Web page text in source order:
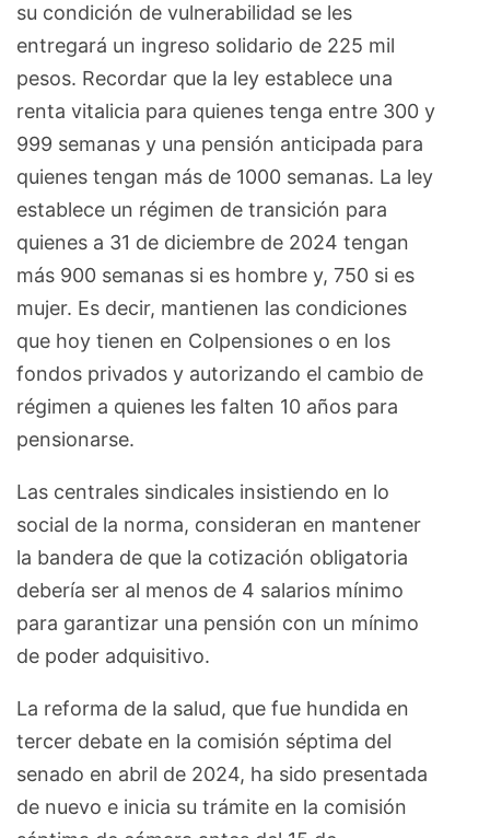
su condición de vulnerabilidad se les
entregará un ingreso solidario de 225 mil
pesos. Recordar que la ley establece una
renta vitalicia para quienes tenga entre 300 y
999 semanas y una pensión anticipada para
quienes tengan más de 1000 semanas. La ley
establece un régimen de transición para
quienes a 31 de diciembre de 2024 tengan
más 900 semanas si es hombre y, 750 si es
mujer. Es decir, mantienen las condiciones
que hoy tienen en Colpensiones o en los
fondos privados y autorizando el cambio de
régimen a quienes les falten 10 años para
pensionarse.
Las centrales sindicales insistiendo en lo
social de la norma, consideran en mantener
la bandera de que la cotización obligatoria
debería ser al menos de 4 salarios mínimo
para garantizar una pensión con un mínimo
de poder adquisitivo.
La reforma de la salud, que fue hundida en
tercer debate en la comisión séptima del
senado en abril de 2024, ha sido presentada
de nuevo e inicia su trámite en la comisión